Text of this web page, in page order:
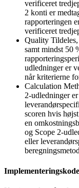
verificeret
2 konti er
rapporteringen
verificeret
Quality
samt mindst 50
udledninger er
når kriterierne
Calculation
2-udledninger
scoren hvis
en
og Scope 2-
eller
Implementeringskode